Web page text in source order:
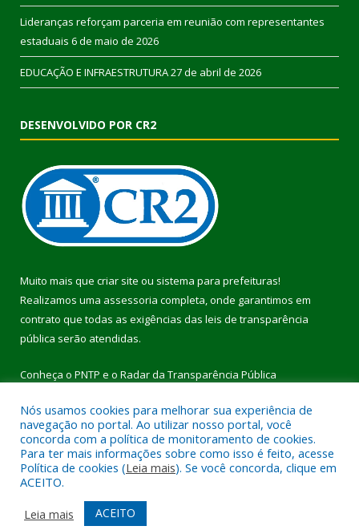
Lideranças reforçam parceria em reunião com representantes
estaduais 6 de maio de 2026
EDUCAÇÃO E INFRAESTRUTURA27 de abril de 2026
DESENVOLVIDO POR CR2
Muito mais que criar site ou sistema para prefeituras!
Realizamos uma assessoria completa, onde garantimos em
contrato que todas as exigências das leis de transparência
pública serão atendidas.
Conheça o PNTP e o Radar da Transparência Pública
Todos os direitos reservados a Prefeitura Municipal de Pau
D’Arco.
Mapa do Site
Acessar Área Administrativa
Acessar Webmail
Nós usamos cookies para melhorar sua experiência de
navegação no portal. Ao utilizar nosso portal, você
concorda com a política de monitoramento de cookies.
Para ter mais informações sobre como isso é feito, acesse
Política de cookies (Leia mais). Se você concorda, clique em
ACEITO.
Leia mais
ACEITO